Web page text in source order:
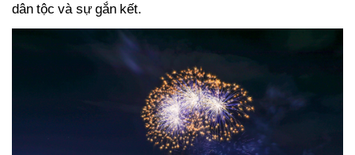
dân tộc và sự gắn kết.